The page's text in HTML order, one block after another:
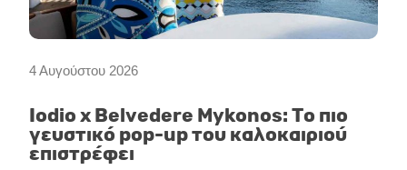
4 Αυγούστου 2026
Iodio x Belvedere Mykonos: Το πιο
γευστικό pop-up του καλοκαιριού
επιστρέφει